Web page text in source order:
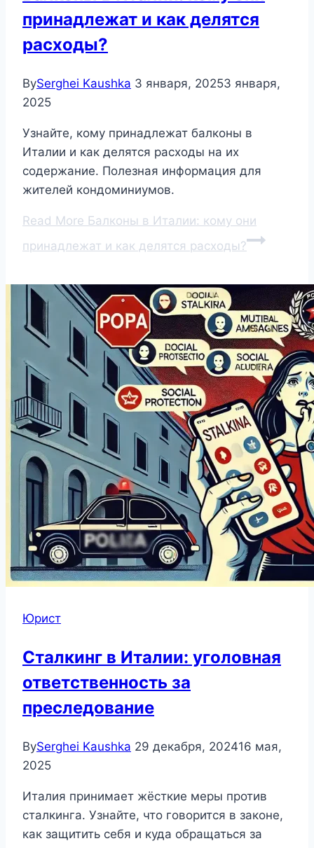
принадлежат и как делятся
расходы?
BySerghei Kaushka 3 января, 20253 января,
2025
Узнайте, кому принадлежат балконы в
Италии и как делятся расходы на их
содержание. Полезная информация для
жителей кондоминиумов.
Read More Балконы в Италии: кому они
принадлежат и как делятся расходы?
Юрист
Сталкинг в Италии: уголовная
ответственность за
преследование
BySerghei Kaushka 29 декабря, 202416 мая,
2025
Италия принимает жёсткие меры против
сталкинга. Узнайте, что говорится в законе,
как защитить себя и куда обращаться за